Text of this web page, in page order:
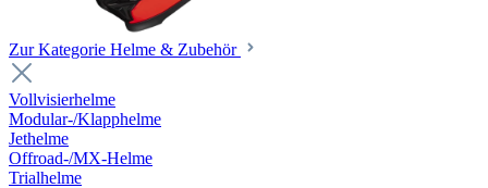
Zur Kategorie Helme & Zubehör
Vollvisierhelme
Modular-/Klapphelme
Jethelme
Offroad-/MX-Helme
Trialhelme